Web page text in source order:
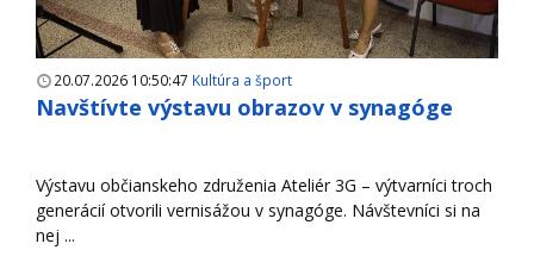
20.07.2026 10:50:47 Kultúra a šport
Navštívte výstavu obrazov v synagóge
Výstavu občianskeho združenia Ateliér 3G – výtvarníci troch
generácií otvorili vernisážou v synagóge. Návštevníci si na
nej ...